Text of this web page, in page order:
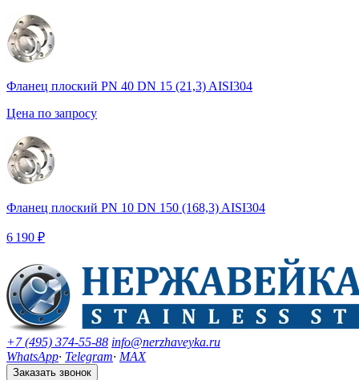
Фланец плоский PN 40 DN 15 (21,3) AISI304
Цена по запросу
Фланец плоский PN 10 DN 150 (168,3) AISI304
6 190 ₽
+7 (495) 374-55-88 info@nerzhaveyka.ru
WhatsApp· Telegram· MAX
Заказать звонок